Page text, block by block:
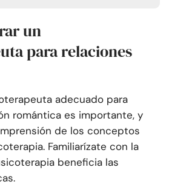
un
para relaciones
adecuado para
romántica es importante, y
de los conceptos
Familiarízate con la
beneficia las